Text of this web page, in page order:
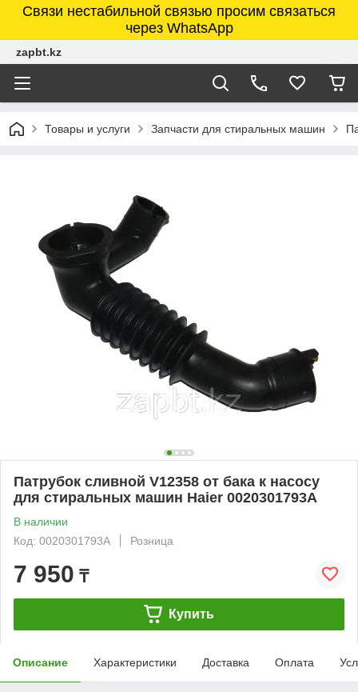
Связи нестабильной связью просим связаться
через WhatsApp
zapbt.kz
Товары и услуги Запчасти для стиральных машин
Патрубок сливной V12358 от бака к насосу
для стиральных машин Haier 0020301793A
В наличии
Код: 0020301793A
Розница
7 950 ₸
Купить
Описание Характеристики Доставка Оплата